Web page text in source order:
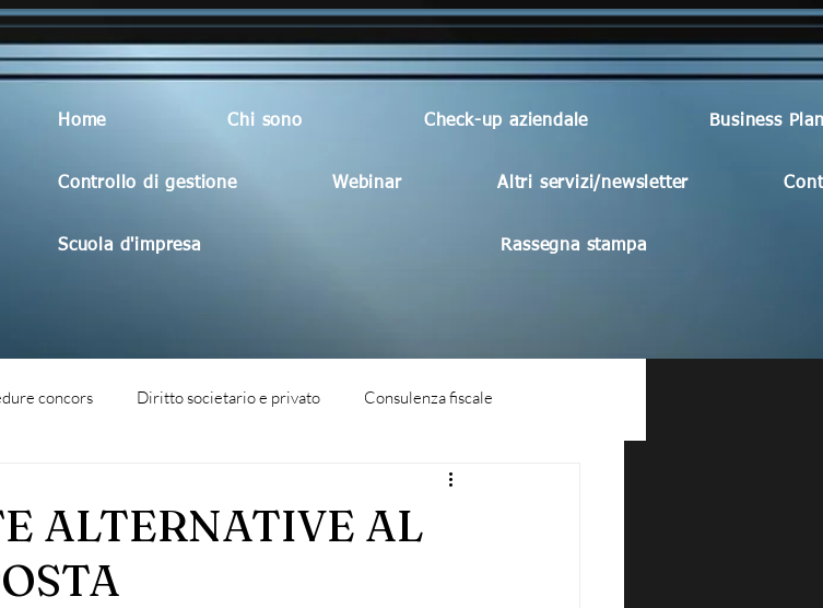
Home Chi sono Check-up aziendale Business
Controllo di gestione Webinar Altri servizi/newsletter
Scuola d'impresa Rassegna stampa
concors Diritto societario e privato Consulenza fiscale
ALTERNATIVE AL